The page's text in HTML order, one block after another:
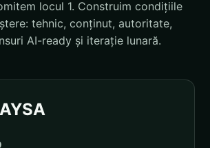
locul 1. Construim condițiile
tehnic, conținut, autoritate,
AI-ready și iterație lunară.